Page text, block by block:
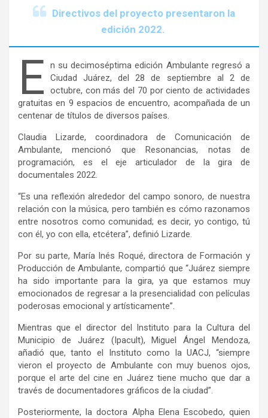
Directivos del proyecto presentaron la
edición 2022.
E
n su decimoséptima edición Ambulante regresó a
Ciudad Juárez, del 28 de septiembre al 2 de
octubre, con más del 70 por ciento de actividades
gratuitas en 9 espacios de encuentro, acompañada de un
centenar de títulos de diversos países.
Claudia Lizarde, coordinadora de Comunicación de
Ambulante, mencionó que Resonancias, notas de
programación, es el eje articulador de la gira de
documentales 2022.
“Es una reflexión alrededor del campo sonoro, de nuestra
relación con la música, pero también es cómo razonamos
entre nosotros como comunidad; es decir, yo contigo, tú
con él, yo con ella, etcétera”, definió Lizarde.
Por su parte, María Inés Roqué, directora de Formación y
Producción de Ambulante, compartió que “Juárez siempre
ha sido importante para la gira, ya que estamos muy
emocionados de regresar a la presencialidad con películas
poderosas emocional y artísticamente”.
Mientras que el director del Instituto para la Cultura del
Municipio de Juárez (Ipacult), Miguel Ángel Mendoza,
añadió que, tanto el Instituto como la UACJ, “siempre
vieron el proyecto de Ambulante con muy buenos ojos,
porque el arte del cine en Juárez tiene mucho que dar a
través de documentadores gráficos de la ciudad”.
Posteriormente, la doctora Alpha Elena Escobedo, quien